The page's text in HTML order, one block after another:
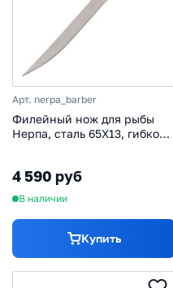
Арт. nerpa_barber
Филейный нож для рыбы
Нерпа, сталь 65Х13, гибкое
4 590 руб
В наличии
Купить